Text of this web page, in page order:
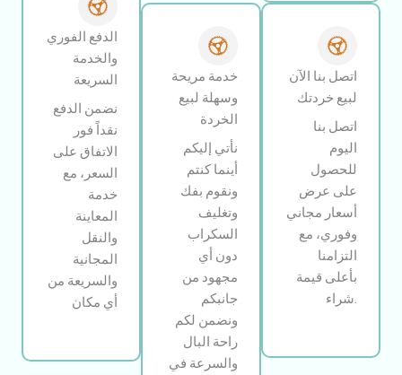
الدفع الفوري
والخدمة
السريعة
نضمن الدفع
نقداً فور
الاتفاق على
السعر، مع
خدمة
المعاينة
والنقل
المجانية
والسريعة من
أي مكان
خدمة مريحة
وسهلة لبيع
الخردة
نأتي إليكم
أينما كنتم
ونقوم بفك
وتغليف
السكراب
دون أي
مجهود من
جانبكم
ونضمن لكم
راحة البال
والسرعة في
اتصل بنا الآن
لبيع خردتك
اتصل بنا
اليوم
للحصول
على عرض
أسعار مجاني
وفوري، مع
التزامنا
بأعلى قيمة
شراء.